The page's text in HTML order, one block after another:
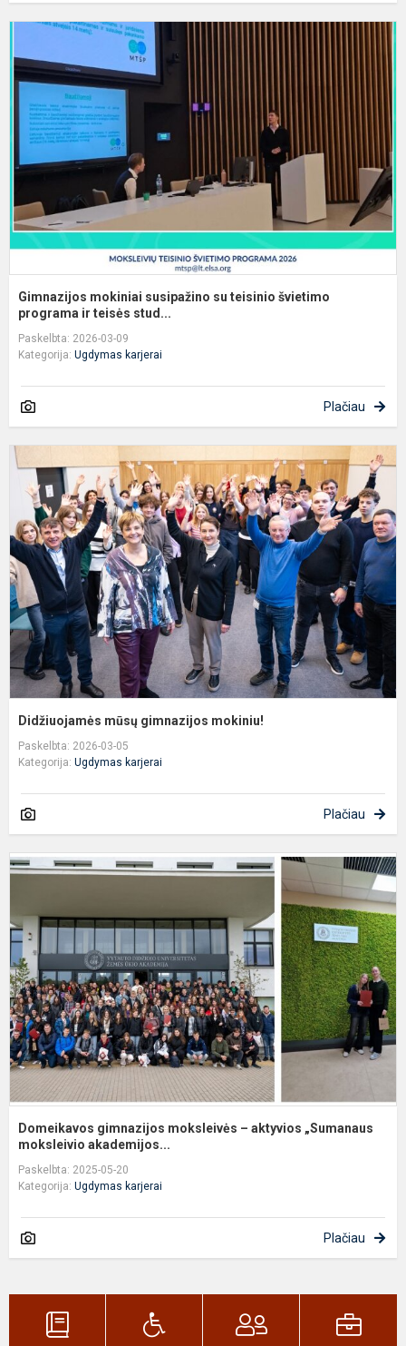
Gimnazijos mokiniai susipažino su teisinio švietimo
programa ir teisės stud...
Paskelbta: 2026-03-09
Kategorija: Ugdymas karjerai
Plačiau
Didžiuojamės mūsų gimnazijos mokiniu!
Paskelbta: 2026-03-05
Kategorija: Ugdymas karjerai
Plačiau
Domeikavos gimnazijos moksleivės – aktyvios „Sumanaus
moksleivio akademijos...
Paskelbta: 2025-05-20
Kategorija: Ugdymas karjerai
Plačiau